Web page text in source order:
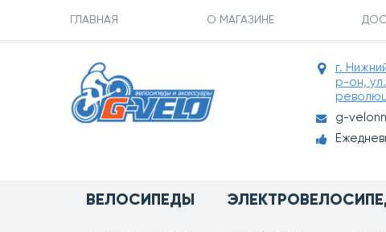
ГЛАВНАЯ О МАГАЗИНЕ
г.
р-он,
g-
ВЕЛОСИПЕДЫ